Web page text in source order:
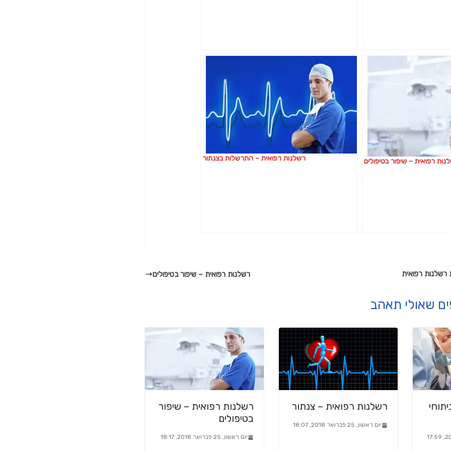
רפואית – שיפור בטיפולים רשלנות רפואית – התרשלות בצנתור
רשלנות רפואית רשלנות רפואית – שיפור בטיפולים
שאולי תאהב
רשלנות רפואית – צנתור
יום ראשון, 25 פברואר 2018, 18:07
רשלנות רפואית – שיפור
בטיפולים
יום ראשון, 25 פברואר 2018, 18:17